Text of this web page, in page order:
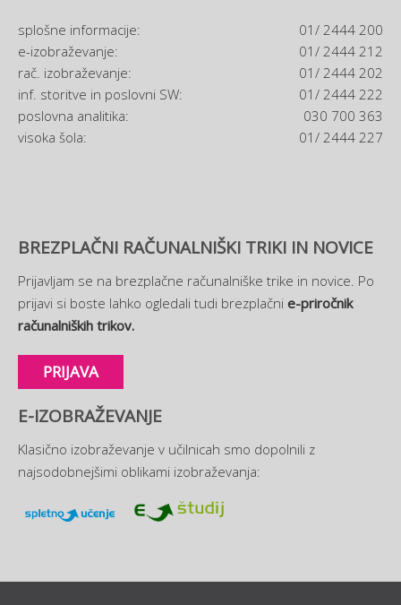
splošne informacije:
01/ 2444 200
e-izobraževanje:
01/ 2444 212
rač. izobraževanje:
01/ 2444 202
inf. storitve in poslovni SW:
01/ 2444 222
poslovna analitika:
030 700 363
visoka šola:
01/ 2444 227
BREZPLAČNI RAČUNALNIŠKI TRIKI IN NOVICE
Prijavljam se na brezplačne računalniške trike in novice. Po
prijavi si boste lahko ogledali tudi brezplačni e-priročnik
računalniških trikov.
PRIJAVA
E-IZOBRAŽEVANJE
Klasično izobraževanje v učilnicah smo dopolnili z
najsodobnejšimi oblikami izobraževanja: